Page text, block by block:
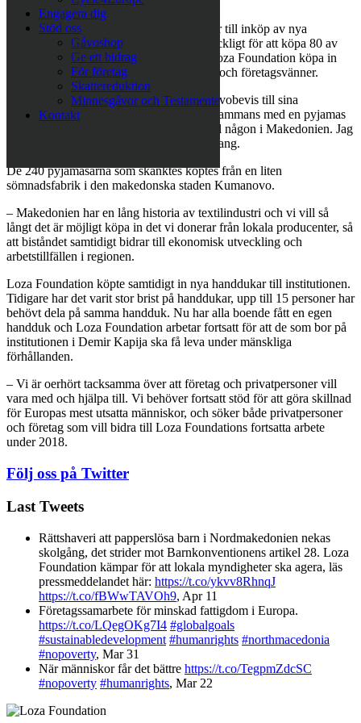
Engagera dig
Stöd oss
Gåvoshop
Ge ett bidrag
För företag
Skattereduktion
Minnesgåvor och Testamente
Kontakt
Julkampanjen gick ut på att skänka pengar till inköp av nya
pyjamasar och det swishades pengar tillräckligt för att köpa 80 av
totalt 240 pyjamasar. Resterande kunde Loza Foundation köpa in
tack vare andra bidrag från månadsgivare och företagsvänner.
– En kvinna berättade att hon köpt fem gåvobevis till sina
syskonbarn. Hon slog in gåvobevisen tillsammans med en pyjamas
till varje syskonbarn, en till dem och en till någon i Makedonien. Jag
blev verkligen berörd av hennes engagemang.
De 240 pyjamasarna som skänktes köptes från en liten
sömnadsfabrik i den makedonska staden Kumanovo.
– Makedonien har en lång historia av textilindustri och vi vill så
långt det är möjligt köpa in det vi donerar från lokala producenter, så
att biståndet samtidigt bidrar till ekonomisk utveckling och
arbetstillfällen i regionen.
Loza Foundation köpte samtidigt in nya handdukar till institutionen.
Tidigare har det varit stor brist på handdukar, upp till 15 personer har
behövt dela på samma handduk. Nu har alla boende fått en egen
handduk och Loza Foundation arbetar fortsatt för att de som bor på
institutionen i Demir Kapija ska få leva under mänskliga
förhållanden.
– Vi är oerhört tacksamma över att företag och privatpersoner vill
vara med och hjälpa till. Vi behöver fortsatt stöd för att göra skillnad
för Europas mest utsatta människor, och söker både privatpersoner
och företag som vill bidra till Loza Foundations fortsatta arbete
under 2018.
Följ oss på Twitter
Last Tweets
Rättshaveri att papperslösa barn i Nordmakedonien nekas
skolgång, det strider mot Barnkonventionens artikel 28. Loza
Foundation kämpar för att lokala myndigheter ska agera, läs
pressmeddelandet här: https://t.co/ykvv8RhnqJ
https://t.co/fBWwTAVOh9, Apr 11
Företagssamarbete för minskad fattigdom i Europa.
https://t.co/LQegOKg7I4 #globalgoals
#sustainabledevelopment #humanrights #northmacedonia
#nopoverty, Mar 31
När människor får det bättre https://t.co/TegpmZdcSC
#nopoverty #humanrights, Mar 22